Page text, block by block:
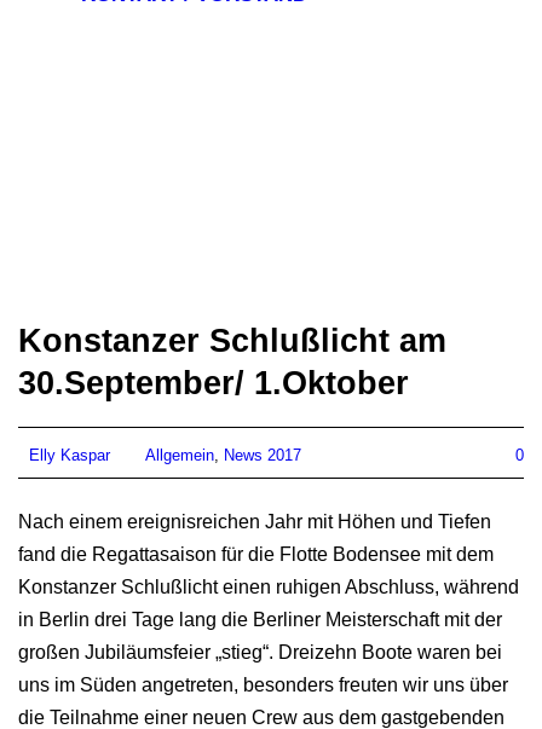
Konstanzer Schlußlicht am
30.September/ 1.Oktober
Elly Kaspar Allgemein, News 2017 0
Nach einem ereignisreichen Jahr mit Höhen und Tiefen
fand die Regattasaison für die Flotte Bodensee mit dem
Konstanzer Schlußlicht einen ruhigen Abschluss, während
in Berlin drei Tage lang die Berliner Meisterschaft mit der
großen Jubiläumsfeier „stieg“. Dreizehn Boote waren bei
uns im Süden angetreten, besonders freuten wir uns über
die Teilnahme einer neuen Crew aus dem gastgebenden